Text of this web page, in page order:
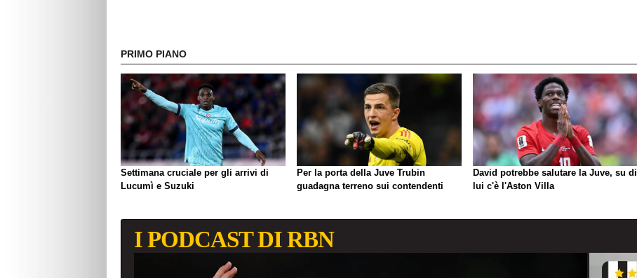
PRIMO PIANO
Settimana cruciale per gli arrivi di
Lucumì e Suzuki
Per la porta della Juve Trubin
guadagna terreno sui contendenti
David potrebbe salutare la Juve, su di
lui c'è l'Aston Villa
I PODCAST DI RBN